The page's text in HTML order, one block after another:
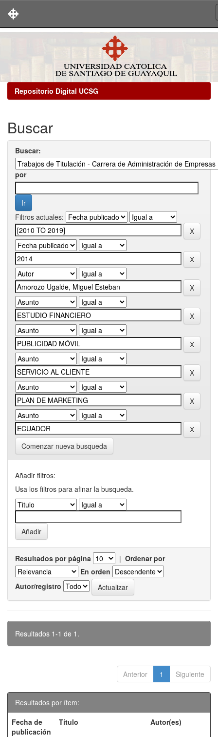
Repositorio Digital UCSG
Buscar
Buscar:
por
Filtros actuales:
Comenzar nueva busqueda
Añadir filtros:
Usa los filtros para afinar la busqueda.
Resultados por página | Ordenar por
En orden
Autor/registro
Resultados 1-1 de 1.
Anterior 1 Siguiente
Resultados por ítem:
Fecha de
publicación
Título Autor(es)